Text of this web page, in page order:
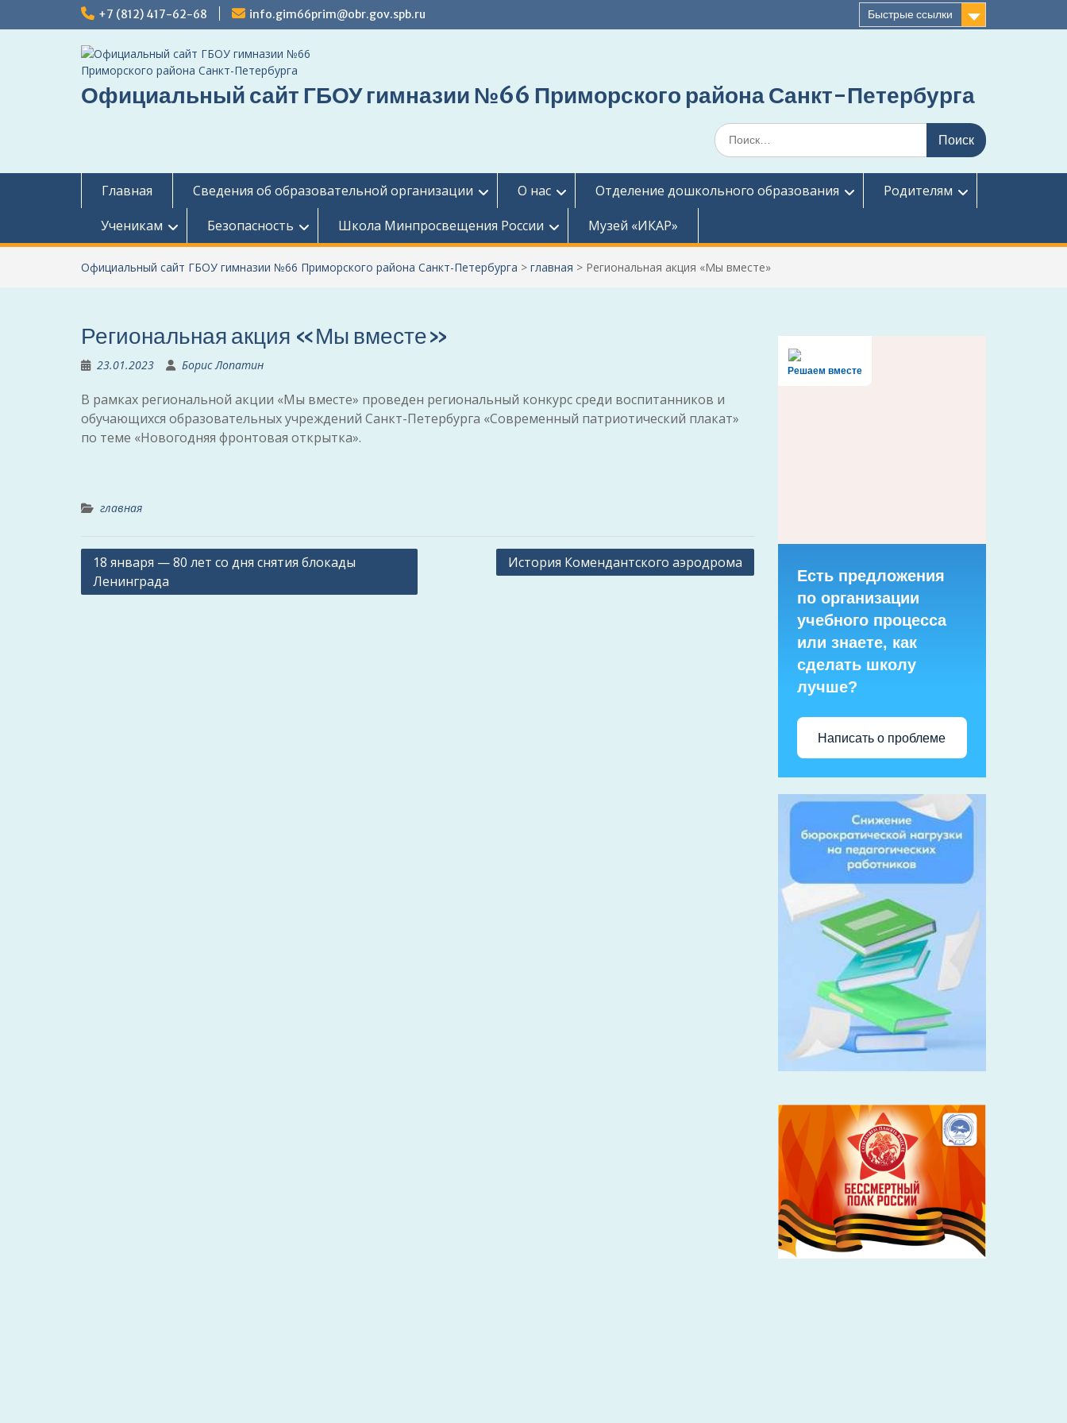
+7 (812) 417-62-68 info.gim66prim@obr.gov.spb.ru Быстрые ссылки
Официальный сайт ГБОУ гимназии №66 Приморского района Санкт-Петербурга
Поиск
по:
Главная Сведения об образовательной организации О нас Отделение дошкольного образования
Родителям
Ученикам
Безопасность Школа Минпросвещения России Музей «ИКАР»
Официальный сайт ГБОУ гимназии №66 Приморского района Санкт-Петербурга > главная > Региональная акция «Мы вместе»
Региональная акция «Мы вместе»
23.01.2023 Борис Лопатин
В рамках региональной акции «Мы вместе» проведен региональный конкурс среди воспитанников и
обучающихся образовательных учреждений Санкт-Петербурга «Современный патриотический плакат»
по теме «Новогодняя фронтовая открытка».
главная
Навигация
по
18 января — 80 лет со дня снятия блокады
Ленинграда
История Комендантского аэродрома
Решаем вместе
Есть предложения
по организации
учебного процесса
или знаете, как
сделать школу
лучше?
Написать о проблеме